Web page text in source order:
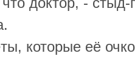
которые её